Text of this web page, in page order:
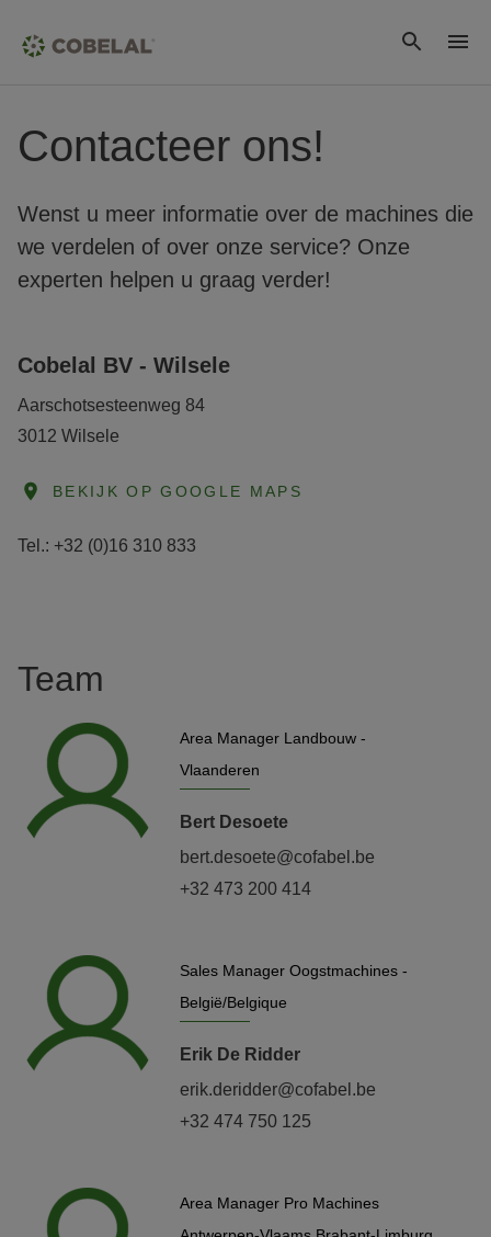
Contacteer ons!
Wenst u meer informatie over de machines die
we verdelen of over onze service? Onze
experten helpen u graag verder!
Cobelal BV - Wilsele
Aarschotsesteenweg 84
3012 Wilsele
BEKIJK OP GOOGLE MAPS
Tel.: +32 (0)16 310 833
Team
Area Manager Landbouw -
Vlaanderen
Bert Desoete
bert.desoete@cofabel.be
+32 473 200 414
Sales Manager Oogstmachines -
België/Belgique
Erik De Ridder
erik.deridder@cofabel.be
+32 474 750 125
Area Manager Pro Machines